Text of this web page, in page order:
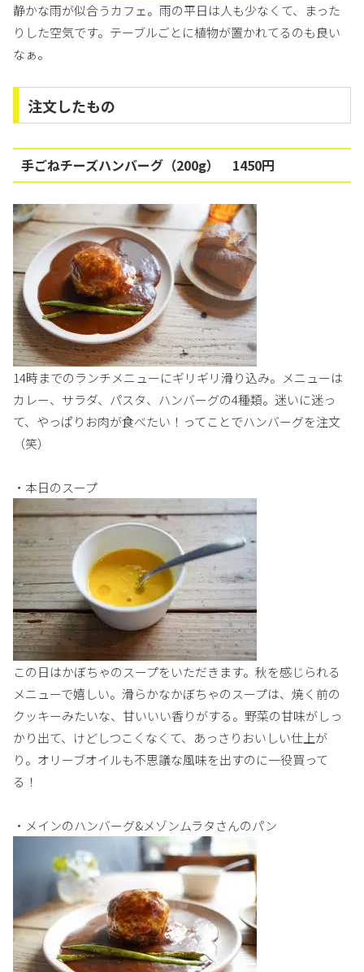
静かな雨が似合うカフェ。雨の平日は人も少なくて、まった
りした空気です。テーブルごとに植物が置かれてるのも良い
なぁ。
注文したもの
手ごねチーズハンバーグ（200g） 1450円
14時までのランチメニューにギリギリ滑り込み。メニューは
カレー、サラダ、パスタ、ハンバーグの4種類。迷いに迷っ
て、やっぱりお肉が食べたい！ってことでハンバーグを注文
（笑）
・本日のスープ
この日はかぼちゃのスープをいただきます。秋を感じられる
メニューで嬉しい。滑らかなかぼちゃのスープは、焼く前の
クッキーみたいな、甘いいい香りがする。野菜の甘味がしっ
かり出て、けどしつこくなくて、あっさりおいしい仕上が
り。オリーブオイルも不思議な風味を出すのに一役買って
る！
・メインのハンバーグ&メゾンムラタさんのパン